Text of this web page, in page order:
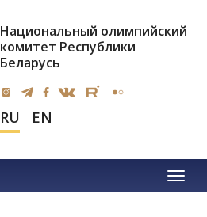
Национальный олимпийский
комитет Республики
Беларусь
RU EN